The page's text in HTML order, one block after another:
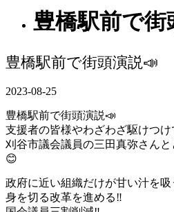
豊橋駅前で街
豊橋駅前で街頭演説📣
2023-08-25
豊橋駅前で街頭演説📣
支援者の皆様やわざわざ駆けつけ
刈谷市議会議員の三田真弥さん
😊
政府に近い組織だけが甘い汁を
身を切る改革を進める‼️